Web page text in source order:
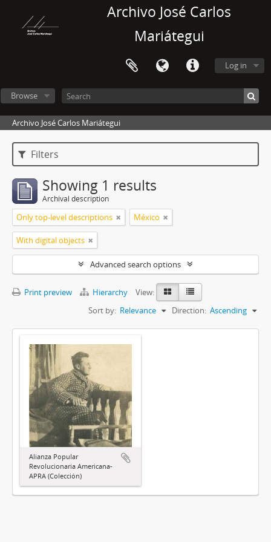
Archivo José Carlos
Mariátegui
Log in
Browse
Archivo José Carlos Mariátegui
Filters
Showing 1 results
Archival description
Only top-level descriptions México
With digital objects
Advanced search options
Print preview Hierarchy
View:
Sort by: Relevance Direction: Ascending
Alianza Popular
Revolucionaria Americana-
APRA (Colección)